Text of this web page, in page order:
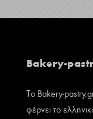
Bakery-
Το Bakery-
φέρνει το